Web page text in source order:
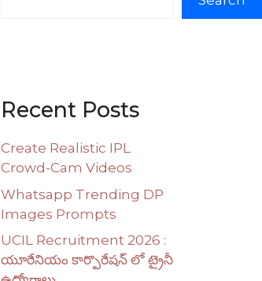
Recent Posts
Create Realistic IPL
Crowd-Cam Videos
Whatsapp Trending DP
Images Prompts
UCIL Recruitment 2026 :
యూరేనియం కార్పొరేషన్ లో ట్రైనీ